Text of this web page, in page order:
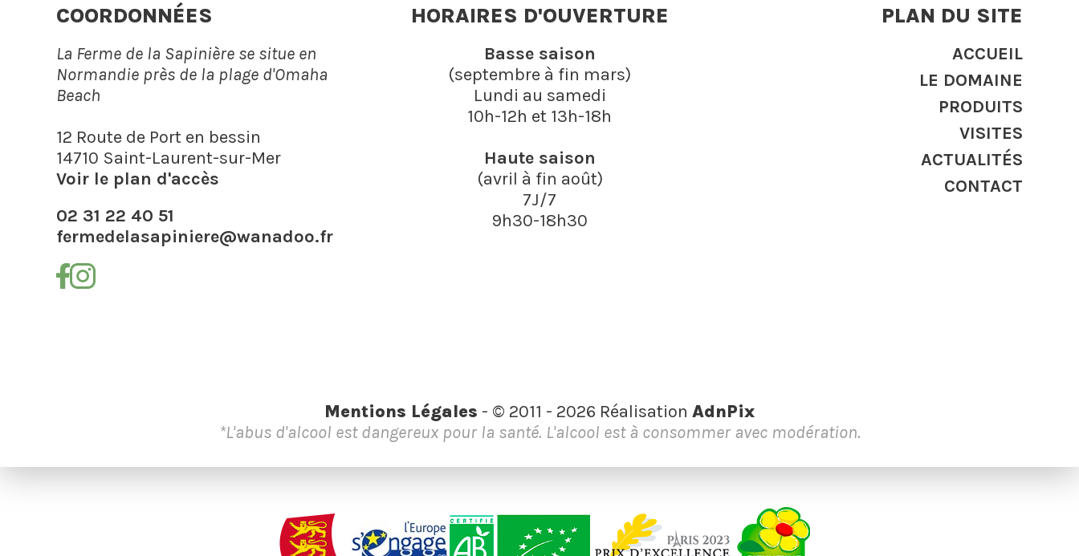
COORDONNÉES
La Ferme de la Sapinière se situe en
Normandie près de la plage d'Omaha
Beach
12 Route de Port en bessin
14710 Saint-Laurent-sur-Mer
Voir le plan d'accès
02 31 22 40 51
fermedelasapiniere@wanadoo.fr
HORAIRES D'OUVERTURE
Basse saison
(septembre à fin mars)
Lundi au samedi
10h-12h et 13h-18h
Haute saison
(avril à fin août)
7J/7
9h30-18h30
PLAN DU SITE
ACCUEIL
LE DOMAINE
PRODUITS
VISITES
ACTUALITÉS
CONTACT
Mentions Légales - © 2011 - 2026 Réalisation AdnPix
*L'abus d'alcool est dangereux pour la santé. L'alcool est à consommer avec modération.